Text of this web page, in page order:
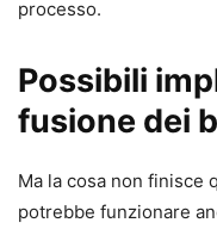
processo.
Possibili
fusione dei
Ma la cosa non finisce
potrebbe funzionare